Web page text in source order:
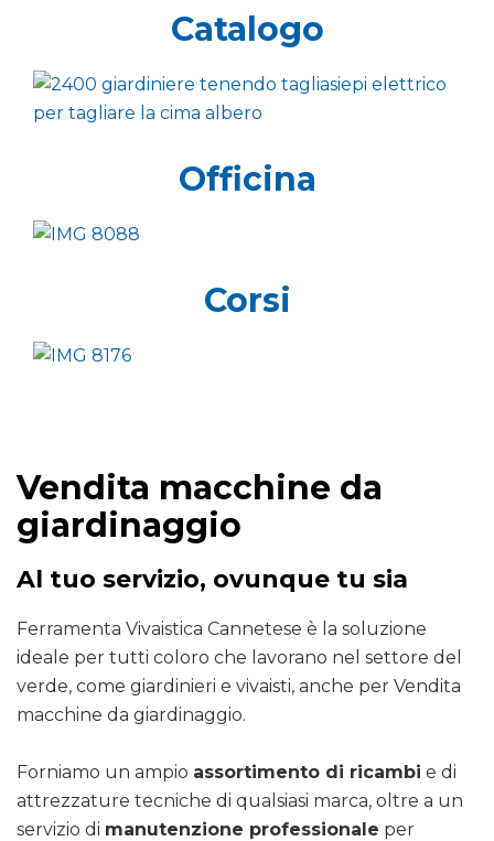
Catalogo
Officina
Corsi
Vendita macchine da
giardinaggio
Al tuo servizio, ovunque tu sia
Ferramenta Vivaistica Cannetese è la soluzione
ideale per tutti coloro che lavorano nel settore del
verde, come giardinieri e vivaisti, anche per Vendita
macchine da giardinaggio.
Forniamo un ampio assortimento di ricambi e di
attrezzature tecniche di qualsiasi marca, oltre a un
servizio di manutenzione professionale per